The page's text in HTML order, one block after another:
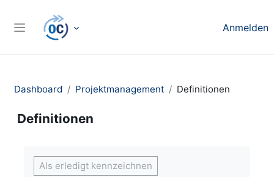
Website-Übersicht
Anmelden
Dashboard Projektmanagement Definitionen
Definitionen
Als erledigt kennzeichnen